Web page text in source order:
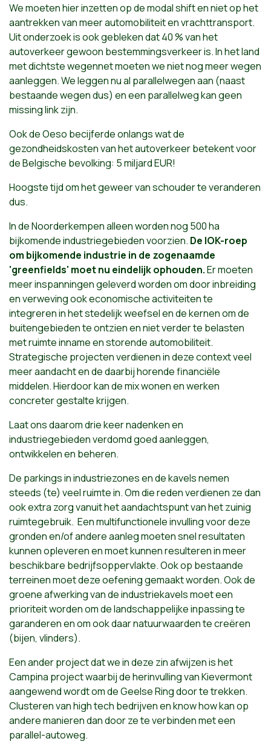
We moeten hier inzetten op de modal shift en niet op het
aantrekken van meer automobiliteit en vrachttransport.
Uit onderzoek is ook gebleken dat 40 % van het
autoverkeer gewoon bestemmingsverkeer is. In het land
met dichtste wegennet moeten we niet nog meer wegen
aanleggen. We leggen nu al parallelwegen aan (naast
bestaande wegen dus) en een parallelweg kan geen
missing link zijn.
Ook de Oeso becijferde onlangs wat de
gezondheidskosten van het autoverkeer betekent voor
de Belgische bevolking: 5 miljard EUR!
Hoogste tijd om het geweer van schouder te veranderen
dus.
In de Noorderkempen alleen worden nog 500 ha
bijkomende industriegebieden voorzien. De IOK-roep
om bijkomende industrie in de zogenaamde
'greenfields' moet nu eindelijk ophouden.Er moeten
meer inspanningen geleverd worden om door inbreiding
en verweving ook economische activiteiten te
integreren in het stedelijk weefsel en de kernen om de
buitengebieden te ontzien en niet verder te belasten
met ruimte inname en storende automobiliteit.
Strategische projecten verdienen in deze context veel
meer aandacht en de daarbij horende financiële
middelen. Hierdoor kan de mix wonen en werken
concreter gestalte krijgen.
Laat ons daarom drie keer nadenken en
industriegebieden verdomd goed aanleggen,
ontwikkelen en beheren.
De parkings in industriezones en de kavels nemen
steeds (te) veel ruimte in. Om die reden verdienen ze dan
ook extra zorg vanuit het aandachtspunt van het zuinig
ruimtegebruik. Een multifunctionele invulling voor deze
gronden en/of andere aanleg moeten snel resultaten
kunnen opleveren en moet kunnen resulteren in meer
beschikbare bedrijfsoppervlakte. Ook op bestaande
terreinen moet deze oefening gemaakt worden. Ook de
groene afwerking van de industriekavels moet een
prioriteit worden om de landschappelijke inpassing te
garanderen en om ook daar natuurwaarden te creëren
(bijen, vlinders).
Een ander project dat we in deze zin afwijzen is het
Campina project waarbij de herinvulling van Kievermont
aangewend wordt om de Geelse Ring door te trekken.
Clusteren van high tech bedrijven en know how kan op
andere manieren dan door ze te verbinden met een
parallel-autoweg.